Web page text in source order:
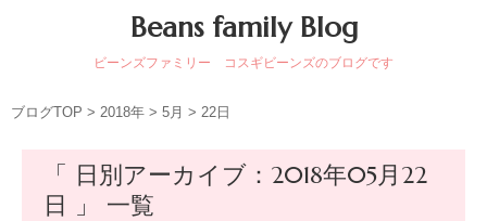
Beans family Blog
ビーンズファミリー コスギビーンズのブログです
ブログTOP > 2018年 > 5月 > 22日
「 日別アーカイブ：2018年05月22
日 」 一覧